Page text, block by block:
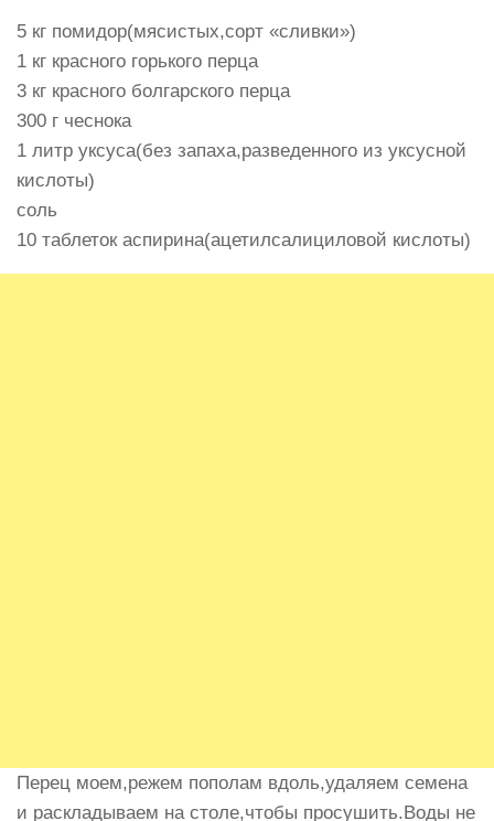
5 кг помидор(мясистых,сорт «сливки»)
1 кг красного горького перца
3 кг красного болгарского перца
300 г чеснока
1 литр уксуса(без запаха,разведенного из уксусной
кислоты)
соль
10 таблеток аспирина(ацетилсалициловой кислоты)
Перец моем,режем пополам вдоль,удаляем семена
и раскладываем на столе,чтобы просушить.Воды не